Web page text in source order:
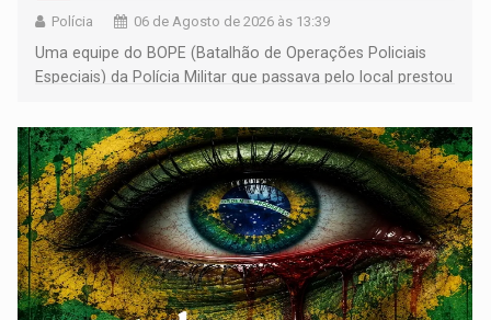
Polícia 06 de Agosto de 2026 às 13:39
Uma equipe do BOPE (Batalhão de Operações Policiais
Especiais) da Polícia Militar que passava pelo local prestou